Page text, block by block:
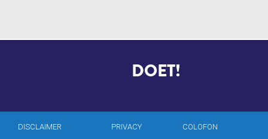
MARIANADOET!
DISCLAIMER PRIVACY COLOFON